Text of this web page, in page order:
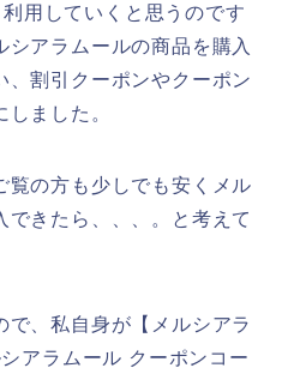
用していくと思うのです
アラムールの商品を購入
、割引クーポンやクーポン
ました。
覧の方も少しでも安くメル
できたら、、、。と考えて
で、私自身が【メルシアラ
アラムール クーポンコー